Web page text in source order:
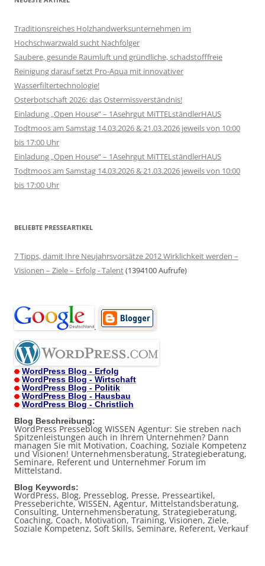
Traditionsreiches Holzhandwerksunternehmen im
Hochschwarzwald sucht Nachfolger
Saubere, gesunde Raumluft und gründliche, schadstofffreie
Reinigung darauf setzt Pro-Aqua mit innovativer
Wasserfiltertechnologie!
Osterbotschaft 2026: das Ostermissverständnis!
Einladung „Open House“ – 1Asehrgut MiTTELständlerHAUS
Todtmoos am Samstag 14.03.2026 & 21.03.2026 jeweils von 10:00
bis 17:00 Uhr
Einladung „Open House“ – 1Asehrgut MiTTELständlerHAUS
Todtmoos am Samstag 14.03.2026 & 21.03.2026 jeweils von 10:00
bis 17:00 Uhr
BELIEBTE PRESSEARTIKEL
7 Tipps, damit Ihre Neujahrsvorsätze 2012 Wirklichkeit werden –
Visionen – Ziele – Erfolg - Talent(1394100 Aufrufe)
.
WordPress Blog - Erfolg
WordPress Blog - Wirtschaft
WordPress Blog - Politik
WordPress Blog - Hausbau
WordPress Blog - Christlich
Blog Beschreibung:
WordPress Presseblog WISSEN Agentur: Sie streben nach
Spitzenleistungen auch in Ihrem Unternehmen? Dann
managen Sie mit Motivation, Coaching, Soziale Kompetenz
und Visionen! Unternehmensberatung, Strategieberatung,
Seminare, Referent und Unternehmer Forum im
Mittelstand.
Blog Keywords:
WordPress, Blog, Presseblog, Presse, Presseartikel,
Presseberichte, WISSEN, Agentur, Mittelstandsberatung,
Consulting, Unternehmensberatung, Strategieberatung,
Coaching, Coach, Motivation, Training, Visionen, Ziele,
Soziale Kompetenz, Soft Skills, Seminare, Referent, Verkauf